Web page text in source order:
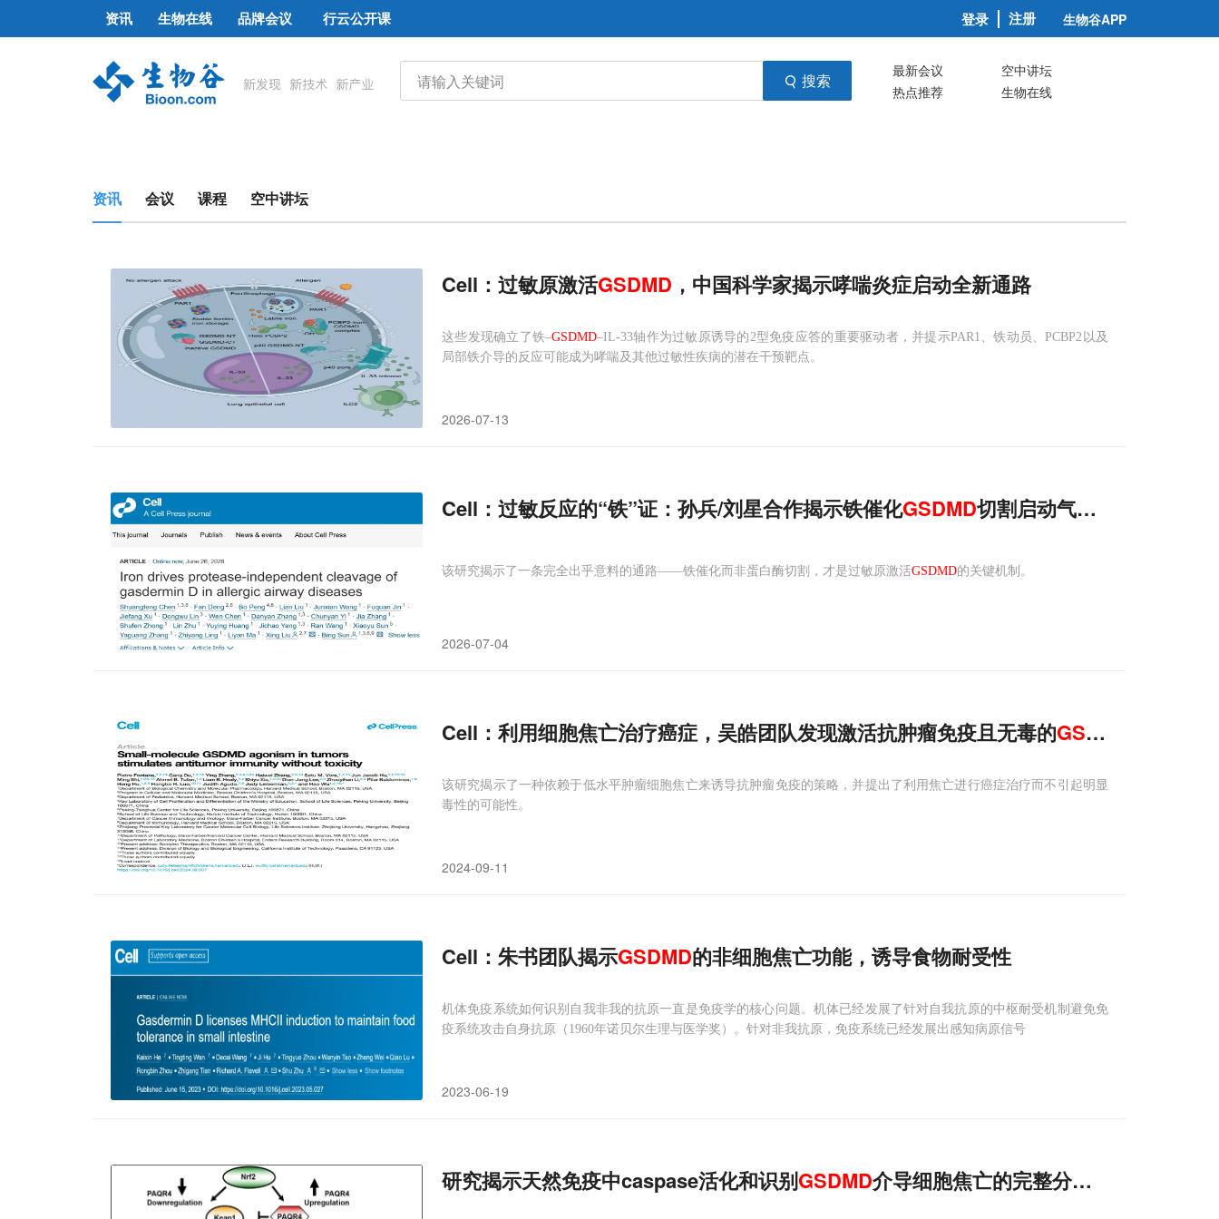
资讯 生物在线 品牌会议 行云公开课 登录 注册 生物谷APP
搜索 最新会议
空中讲坛
热点推荐
生物在线
资讯 会议 课程 空中讲坛
Cell：过敏原激活GSDMD ，中国科学家揭示哮喘炎症启动全新通路
这些发现确立了铁–GSDMD–IL-33轴作为过敏原诱导的2型免疫应答的重要驱动者，并提示PAR1、铁动员、PCBP2以及
局部铁介导的反应可能成为哮喘及其他过敏性疾病的潜在干预靶点。
2026-07-13
Cell：过敏反应的“铁”证：孙兵/刘星合作揭示铁催化GSDMD切割启动气道炎症的新机制
该研究揭示了一条完全出乎意料的通路——铁催化而非蛋白酶切割，才是过敏原激活GSDMD的关键机制。
2026-07-04
Cell：利用细胞焦亡治疗癌症，吴皓团队发现激活抗肿瘤免疫且无毒的GSDMD
该研究揭示了一种依赖于低水平肿瘤细胞焦亡来诱导抗肿瘤免疫的策略，并提出了利用焦亡进行癌症治疗而不引起明显
毒性的可能性。
2024-09-11
Cell：朱书团队揭示GSDMD的非细胞焦亡功能，诱导食物耐受性
机体免疫系统如何识别自我非我的抗原一直是免疫学的核心问题。机体已经发展了针对自我抗原的中枢耐受机制避免免
疫系统攻击自身抗原（1960年诺贝尔生理与医学奖）。针对非我抗原，免疫系统已经发展出感知病原信号
2023-06-19
研究揭示天然免疫中caspase活化和识别GSDMD介导细胞焦亡的完整分子机理